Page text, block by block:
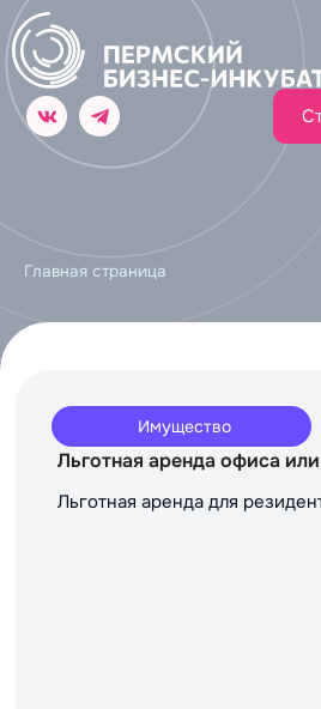
Главная страница
Имущество
Льготная аренда офиса
Льготная аренда для